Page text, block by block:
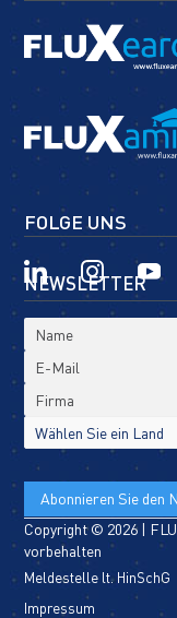
FOLGE UNS
NEWSLETTER
Copyright © 2026 |
vorbehalten
Meldestelle lt. HinSchG
Impressum